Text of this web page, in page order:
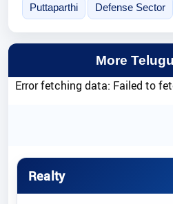
Puttaparthi Defense Sector
More
Error fetching data: Failed to
Realty